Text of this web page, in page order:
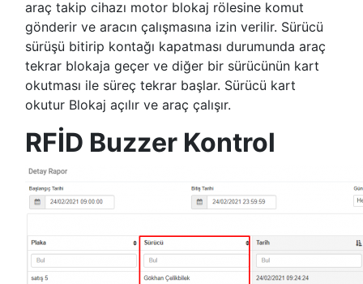
araç takip cihazı motor blokaj rölesine komut
gönderir ve aracın çalışmasına izin verilir. Sürücü
sürüşü bitirip kontağı kapatması durumunda araç
tekrar blokaja geçer ve diğer bir sürücünün kart
okutması ile süreç tekrar başlar. Sürücü kart
okutur Blokaj açılır ve araç çalışır.
RFİD Buzzer Kontrol